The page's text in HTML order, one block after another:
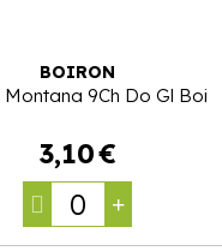
BOIRON
Montana 9Ch Do Gl Boi
3,10€
0